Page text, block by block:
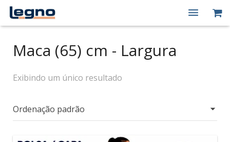
Macas Elétricas
Peças de Reposição
Maca (65) cm - Largura
Exibindo um único resultado